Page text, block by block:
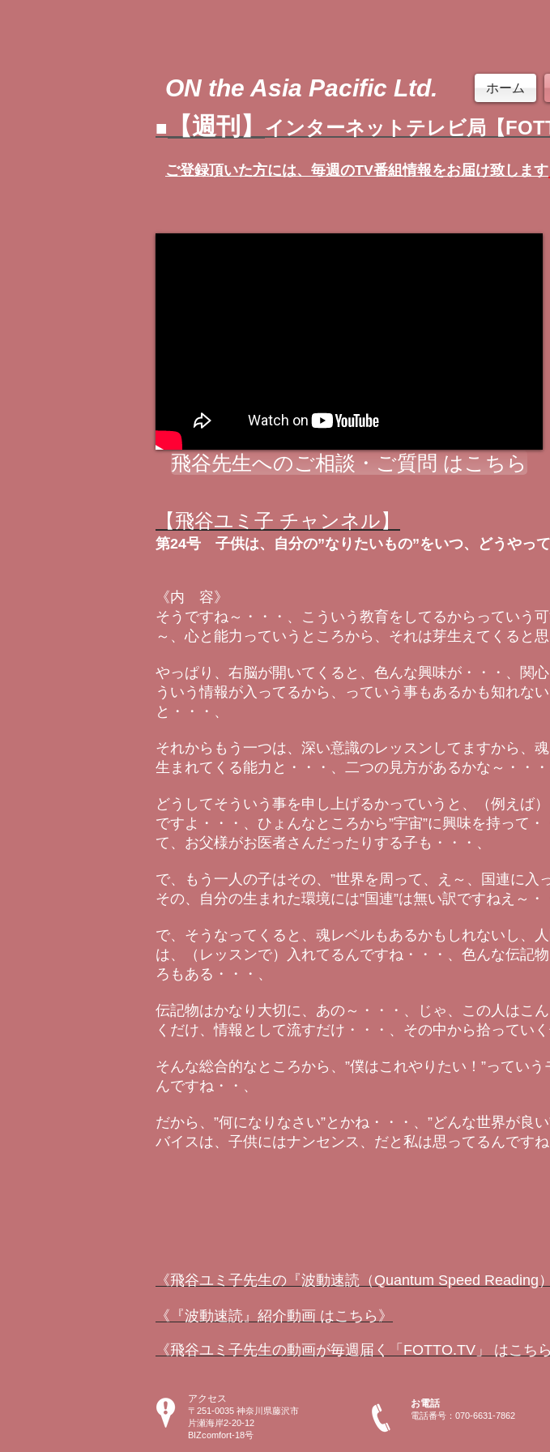
ON the Asia Pacific Ltd. ホーム
■ 【週刊】 インターネットテレビ局【
ご登録頂いた方には、 毎週のTV番組情報をお届け致します
【飛谷ユミ子 チャンネル】
第24号 子供は、自分の”なりたいもの”をいつ、どうやっ
飛谷先生へのご相談・ご質問 はこちら
《内 容》
そうですね～・・・、こういう教育をしてるからっていう
～、心と能力っていうところから、それは芽生えてくると
やっぱり、右脳が開いてくると、色んな興味が・・・、関
ういう情報が入ってるから、っていう事もあるかも知れな
と・・・、
それからもう一つは、深い意識のレッスンしてますから、
生まれてくる能力と・・・、二つの見方があるかな～・・
どうしてそういう事を申し上げるかっていうと、（例えば
ですよ・・・、ひょんなところから”宇宙”に興味を持って
て、お父様がお医者さんだったりする子も・・・、
で、もう一人の子はその、”世界を周って、え～、国連に入
その、自分の生まれた環境には”国連”は無い訳ですねえ～・
で、そうなってくると、魂レベルもあるかもしれないし、
は、（レッスンで）入れてるんですね・・・、色んな伝記
ろもある・・・、
伝記物はかなり大切に、あの～・・・、じゃ、この人はこ
くだけ、情報として流すだけ・・・、その中から拾ってい
そんな総合的なところから、”僕はこれやりたい！”ってい
んですね・・、
だから、”何になりなさい”とかね・・・、”どんな世界が良
バイスは、子供にはナンセンス、だと私は思ってるんですね
《飛谷ユミ子先生の『波動速読（Quantum Speed Reading
《『波動速読』紹介動画 はこちら》
《飛谷ユミ子先生の動画が毎週届く「FOTTO.TV」 はこち
アクセス
〒251-0035 神奈川県藤沢市
片瀬海岸2-20-12
BIZcomfort-18号
お電話
電話番号：070-6631-7862